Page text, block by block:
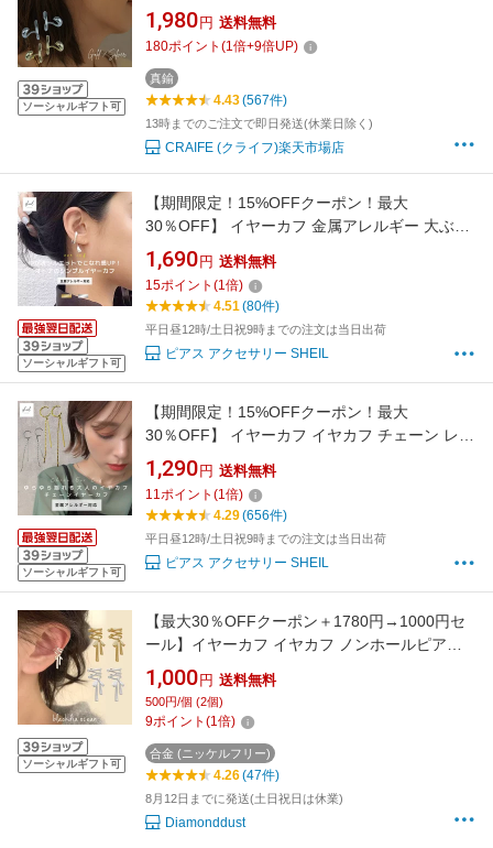
ソーシャルギフト可
アレルギー対応 18K ニッケルフリー レディー
ス 大人 ぷっくり 個性的 モダン かわいい ジュ
エリー ゴールド シルバー 両耳用 送料無料 プチ
プライス高見え CRAIFE
1,980 円 送料無料
180ポイント (1倍+9倍UP)
真鍮
4.43(567件)
13時までのご注文で即日発送(休業日除く)
CRAIFE (クライフ)楽天市場店
ソーシャルギフト可
【期間限定！15%OFFクーポン！最大
30％OFF】 イヤーカフ 金属アレルギー 大ぶり
デザイン イヤカフ 片耳用 14Kコーティング レ
ディース 大ぶり シンプル 大人 上品 可愛い 人
気 トレンド ニッケルフリー 金属アレルギー対
1,690 円 送料無料
15ポイント (1倍)
4.51(80件)
平日昼12時/土日祝9時までの注文は当日出荷
ピアス アクセサリー SHEIL
ソーシャルギフト可
【期間限定！15%OFFクーポン！最大
30％OFF】 イヤーカフ イヤカフ チェーン レデ
ィース 両耳用 大ぶり フープ 金属アレルギー対
応 揺れる 大人 上品 きれいめ 可愛い ゴールド
シルバー プレゼント ギフト SHEIL チェーンピ
アス 揺れるイヤーカフ 送料無料
1,290 円 送料無料
11ポイント (1倍)
4.29(656件)
平日昼12時/土日祝9時までの注文は当日出荷
ピアス アクセサリー SHEIL
ソーシャルギフト可
【最大30％OFFクーポン＋1780円→1000円セ
ール】イヤーカフ イヤカフ ノンホールピアス
編み上げ リボンイヤーカフ リボン 両耳用 金属
アレルギー対応 ニッケルフリー 2個セット デザ
イン ゴールド 金 シルバー 銀 お洒落 可愛い さ
1,000 円 送料無料
500円/個 (2個)
9ポイント (1倍)
合金 (ニッケルフリー)
4.26(47件)
8月12日までに発送(土日祝日は休業)
Diamonddust